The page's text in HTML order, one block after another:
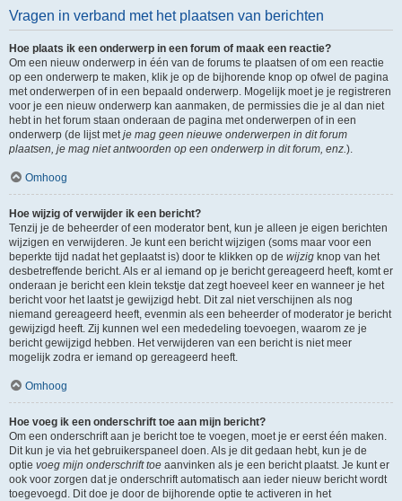
Vragen in verband met het plaatsen van berichten
Hoe plaats ik een onderwerp in een forum of maak een reactie?
Om een nieuw onderwerp in één van de forums te plaatsen of om een reactie
op een onderwerp te maken, klik je op de bijhorende knop op ofwel de pagina
met onderwerpen of in een bepaald onderwerp. Mogelijk moet je je registreren
voor je een nieuw onderwerp kan aanmaken, de permissies die je al dan niet
hebt in het forum staan onderaan de pagina met onderwerpen of in een
onderwerp (de lijst metje mag geen nieuwe onderwerpen in dit forum
plaatsen, je mag niet antwoorden op een onderwerp in dit forum, enz.).
Omhoog
Hoe wijzig of verwijder ik een bericht?
Tenzij je de beheerder of een moderator bent, kun je alleen je eigen berichten
wijzigen en verwijderen. Je kunt een bericht wijzigen (soms maar voor een
beperkte tijd nadat het geplaatst is) door te klikken op de wijzig knop van het
desbetreffende bericht. Als er al iemand op je bericht gereageerd heeft, komt er
onderaan je bericht een klein tekstje dat zegt hoeveel keer en wanneer je het
bericht voor het laatst je gewijzigd hebt. Dit zal niet verschijnen als nog
niemand gereageerd heeft, evenmin als een beheerder of moderator je bericht
gewijzigd heeft. Zij kunnen wel een mededeling toevoegen, waarom ze je
bericht gewijzigd hebben. Het verwijderen van een bericht is niet meer
mogelijk zodra er iemand op gereageerd heeft.
Omhoog
Hoe voeg ik een onderschrift toe aan mijn bericht?
Om een onderschrift aan je bericht toe te voegen, moet je er eerst één maken.
Dit kun je via het gebruikerspaneel doen. Als je dit gedaan hebt, kun je de
optie voeg mijn onderschrift toe aanvinken als je een bericht plaatst. Je kunt er
ook voor zorgen dat je onderschrift automatisch aan ieder nieuw bericht wordt
toegevoegd. Dit doe je door de bijhorende optie te activeren in het